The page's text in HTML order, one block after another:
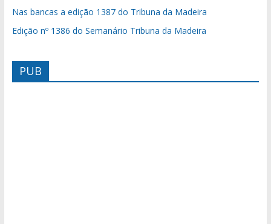
Nas bancas a edição 1387 do Tribuna da Madeira
Edição nº 1386 do Semanário Tribuna da Madeira
PUB